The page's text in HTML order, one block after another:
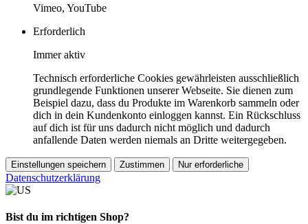
Vimeo, YouTube
Erforderlich
Immer aktiv
Technisch erforderliche Cookies gewährleisten ausschließlich
grundlegende Funktionen unserer Webseite. Sie dienen zum
Beispiel dazu, dass du Produkte im Warenkorb sammeln oder
dich in dein Kundenkonto einloggen kannst. Ein Rückschluss
auf dich ist für uns dadurch nicht möglich und dadurch
anfallende Daten werden niemals an Dritte weitergegeben.
Einstellungen speichern Zustimmen Nur erforderliche
Datenschutzerklärung
Bist du im richtigen Shop?